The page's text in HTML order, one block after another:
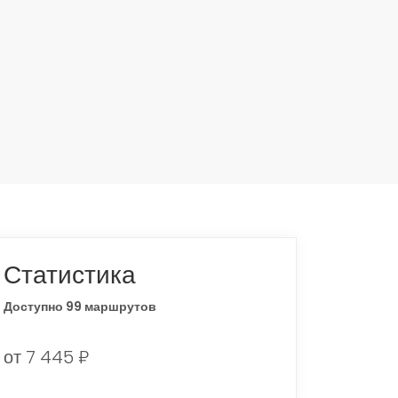
Статистика
Доступно 99 маршрутов
от 7 445 ₽